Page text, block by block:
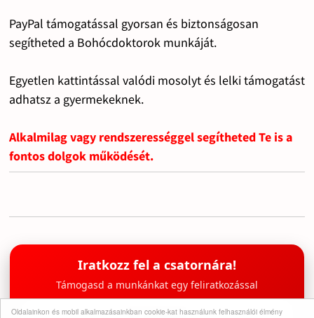
Oldalainkon és mobil alkalmazásainkban cookie-kat használunk felhasználói élmény
PayPal támogatással gyorsan és biztonságosan
segítheted a Bohócdoktorok munkáját.
Egyetlen kattintással valódi mosolyt és lelki támogatást
adhatsz a gyermekeknek.
Alkalmilag vagy rendszerességgel segítheted Te is a
fontos dolgok működését.
Iratkozz fel a csatornára!
Támogasd a munkánkat egy feliratkozással